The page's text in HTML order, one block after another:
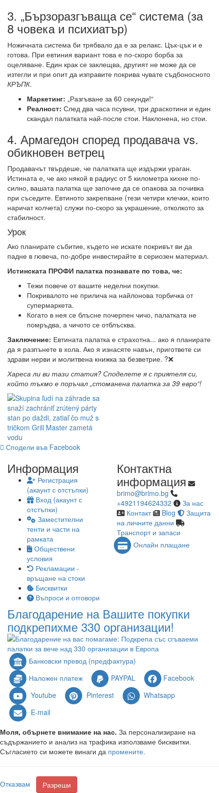
3. „Бързоразгъваща се“ система (за
8 човека и психиатър)
Ножичната система би трябвало да е за релакс. Цък-цък и е
готова. При евтиния вариант това е по-скоро борба за
оцеляване. Един крак се заклещва, другият не може да се
изтегли и при опит да изправите покрива чувате съдбоносното
КРЪПК.
Маркетинг: „Разгъване за 60 секунди!“
Реалност: След два часа псувни, три драскотини и един
скандал палатката най-после стои. Наклонена, но стои.
4. Армагедон според продавача vs.
обикновен ветрец
Продавачът твърдеше, че палатката ще издържи ураган.
Истината е, че ако някой в радиус от 5 километра кихне по-
силно, вашата палатка ще започне да се опакова за почивка
при съседите. Евтиното закрепване (тези четири клечки, които
наричат колчета) служи по-скоро за украшение, отколкото за
стабилност.
Урок
Ако планирате събитие, където не искате покривът ви да
падне в гювеча, по-добре инвестирайте в сериозен материал.
Истинската ПРОФИ палатка познавате по това, че:
Тежи повече от вашите неделни покупки.
Покривалото не прилича на найлонова торбичка от
супермаркета.
Когато в нея се блъсне почерпен чичо, палатката не
помръдва, а чичото се отблъсква.
Заключение: Евтината палатка е страхотна... ако я планирате
да я разпънете в хола. Ако я изнасяте навън, пригответе си
здрави нерви и молитвена книжка за безветрие. ?️❌
Хареса ли ви тази статия? Споделете я с приятеля си,
който тъкмо е поръчал „стоманена палатка за 39 евро“!
Сподели във Facebook
Информация
Регистрация
(акаунт с отстъпки)
Вход (акаунт с
отстъпки)
Заместителни
тенти и части на
рамката
Обществени
условия
Рекламации -
връщане на стоки
Бисквитки
Въпроси и отговори
Контактна
информация
brimo@brimo.bg
+4921194624332
За нас
Контакт
Blog
Защита
на личните данни
Транспорт и запаси
Благодарение на Вашите покупки
подкрепихме 330 организации!
Онлайн плащане
Банковски превод (предфактура)
Наложен платеж
PAYPAL
Facebook
Youtube
Pinterest
Whatsapp
E-mail
Моля, обърнете внимание на нас. За персонализиране на
съдържанието и анализ на трафика използваме бисквитки.
Съгласието си можете винаги да промените.
Отказвам Разреши